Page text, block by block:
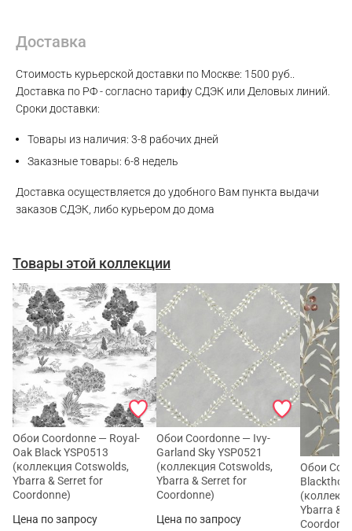
Доставка
Стоимость курьерской доставки по Москве: 1500 руб..
Доставка по РФ - согласно тарифу СДЭК или Деловых линий.
Сроки доставки:
Товары из наличия: 3-8 рабочих дней
Заказные товары: 6-8 недель
Доставка осуществляется до удобного Вам пункта выдачи
заказов СДЭК, либо курьером до дома
Товары этой коллекции
Обои Coordonne — Royal-
Oak Black YSP0513
(коллекция Cotswolds,
Ybarra & Serret for
Coordonne)
Цена по запросу
Обои Coordonne — Ivy-
Garland Sky YSP0521
(коллекция Cotswolds,
Ybarra & Serret for
Coordonne)
Цена по запросу
Обои
Ybarra &